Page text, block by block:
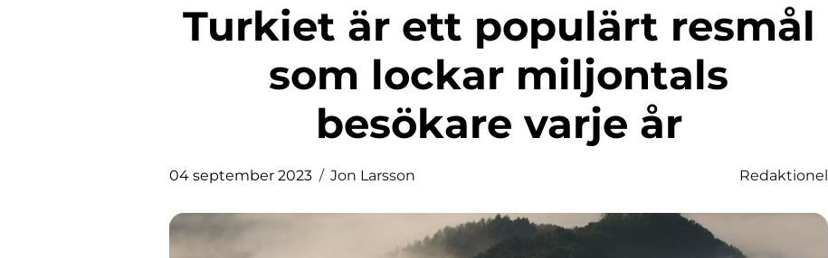
Turkiet är ett populärt resmål
som lockar miljontals
besökare varje år
04 september 2023 Jon Larsson Redaktionel